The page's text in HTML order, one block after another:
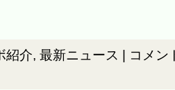
紹介, 最新ニュース
コメン